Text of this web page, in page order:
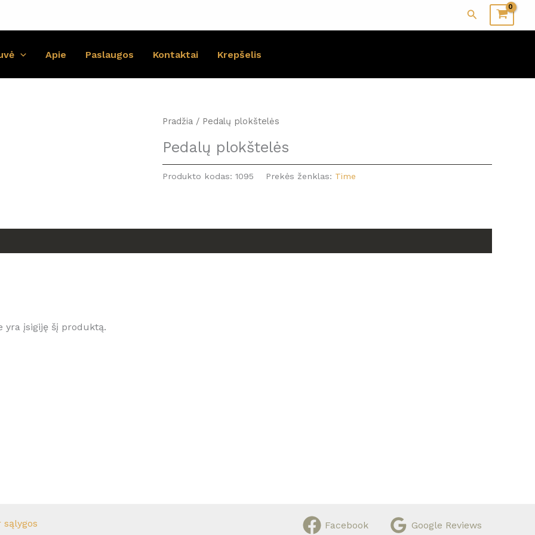
Paieška
Apie Paslaugos Kontaktai Krepšelis
Pradžia / Pedalų plokštelės
Pedalų plokštelės
Produkto kodas: 1095 Prekės ženklas: Time
yra įsigiję šį produktą.
sąlygos Facebook Google Reviews